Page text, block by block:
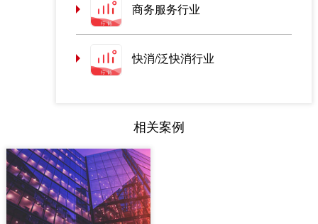
商务服务行业
快消/泛快消行业
相关案例